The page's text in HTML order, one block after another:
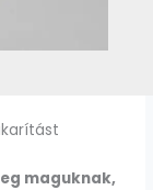
maguknak,